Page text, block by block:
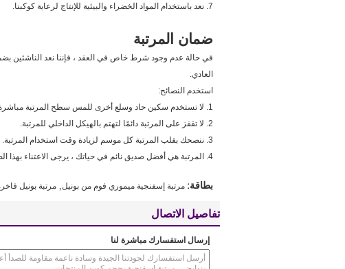
7. نعد باستخدام المواد الخضراء والبيئية للإنتاج لرعاية كوكبنا.
ضمان المرتبة
العادي.
استخدم النصائح:
1. لا تستخدم سكين حاد وسلع أخرى للمس سطح المرتبة مباشرة.
2. لا تقفز على المرتبة دائمًا لتهتم بالهيكل الداخلي للمرتبة.
3. ننصحك بقلب المرتبة كل موسم لزيادة وقت استخدام المرتبة.
4. المرتبة هي أفضل صديق نائم في حياتك ، يرجى الاعتناء بهذا الصديق.
بطاقة: مرتبة إسفنجية ميموري فوم من بونيل مرتبة بونيل
تفاصيل الاتصال
إرسال استفسارك مباشرة لنا